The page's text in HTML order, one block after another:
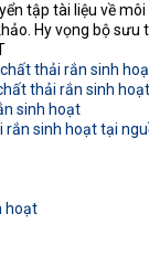
tập tài liệu về
Hy vọng bộ
thải rắn sinh
thải rắn sinh hoạt
sinh hoạt
rắn sinh hoạt tại
hoạt